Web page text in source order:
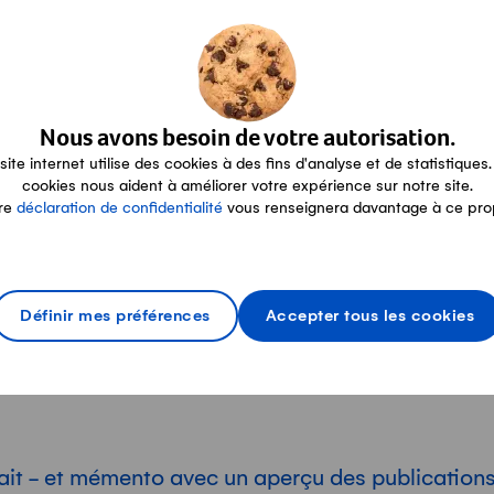
Nous avons besoin de votre autorisation.
internet utilise des cookies à des fins d'analyse et de statistiques.
cookies nous aident à améliorer votre expérience sur notre site.
déclaration de confidentialité vous renseignera davantage à ce
Définir mes préférences Accepter tous les cookies
pour les annonceurs
des prix du lait
Suisses de Lait, l'Office fédéral de
Lait publient chaque mois des rapports sur le
sur différentes méthodes de calcul et de relevé.
d'ensemble de ces publications.
- et mémento avec un aperçu des